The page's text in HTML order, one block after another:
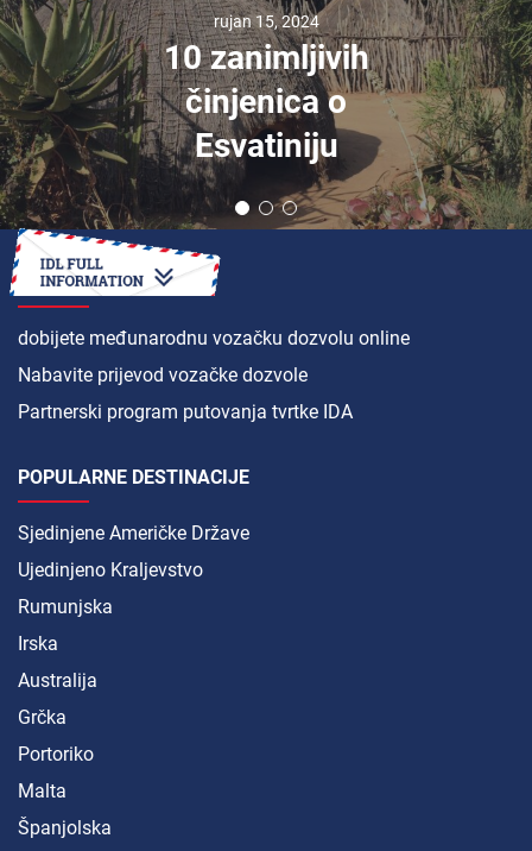
rujan 15, 2024
10 zanimljivih
činjenica o
Esvatiniju
KAKO DA
dobijete međunarodnu vozačku dozvolu online
Nabavite prijevod vozačke dozvole
Partnerski program putovanja tvrtke IDA
POPULARNE DESTINACIJE
Sjedinjene Američke Države
Ujedinjeno Kraljevstvo
Rumunjska
Irska
Australija
Grčka
Portoriko
Malta
Španjolska